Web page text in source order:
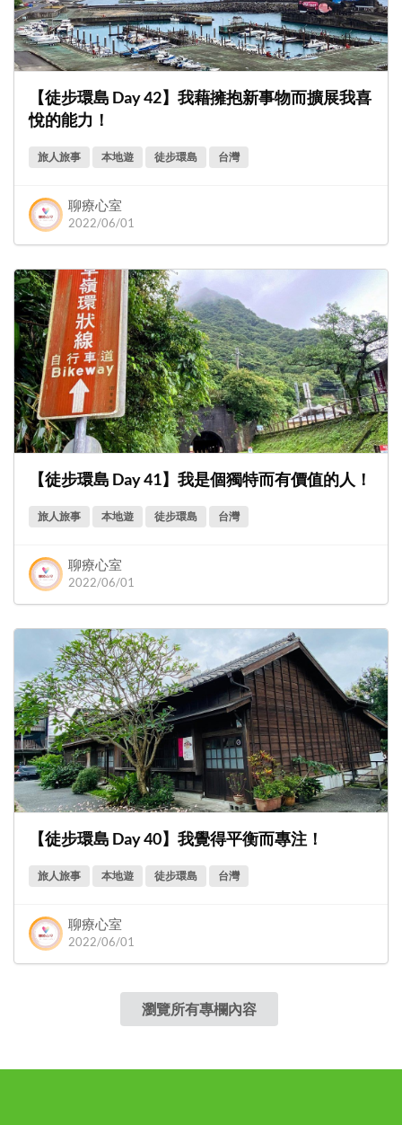
【徒步環島 Day 42】我藉擁抱新事物而擴展我喜
悅的能力！
旅人旅事 本地遊 徒步環島 台灣
聊療心室
2022/06/01
【徒步環島 Day 41】我是個獨特而有價值的人！
旅人旅事 本地遊 徒步環島 台灣
聊療心室
2022/06/01
【徒步環島 Day 40】我覺得平衡而專注！
旅人旅事 本地遊 徒步環島 台灣
聊療心室
2022/06/01
瀏覽所有專欄內容